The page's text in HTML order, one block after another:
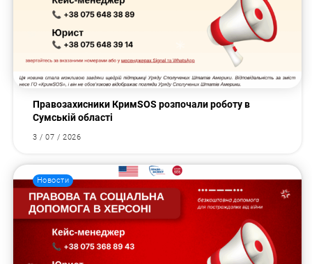
Правозахисники КримSOS розпочали роботу в
Сумській області
3 / 07 / 2026
Новости